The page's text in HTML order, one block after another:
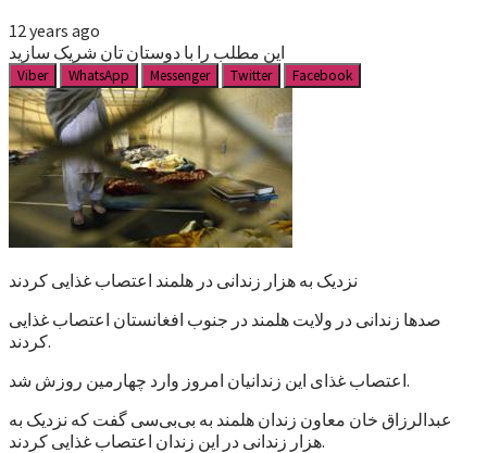
12 years ago
این مطلب را با دوستان تان شریک سازید
Viber WhatsApp Messenger Twitter Facebook
نزدیک به هزار زندانی در هلمند اعتصاب غذایی کردند
صدها زندانی در ولایت هلمند در جنوب افغانستان اعتصاب غذایی
کردند.
اعتصاب غذای این زندانیان امروز وارد چهارمین روزش شد.
عبدالرزاق خان معاون زندان هلمند به بی‌بی‌سی گفت که نزدیک به
هزار زندانی در این زندان اعتصاب غذایی کردند.